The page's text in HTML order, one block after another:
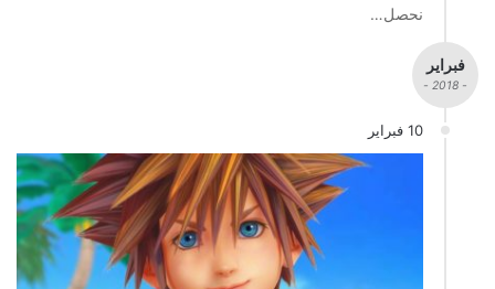
نحصل…
فبراير
- 2018 -
10 فبراير